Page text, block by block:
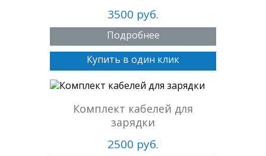
3500 руб.
Подробнее
Купить в один клик
Комплект кабелей для
зарядки
2500 руб.